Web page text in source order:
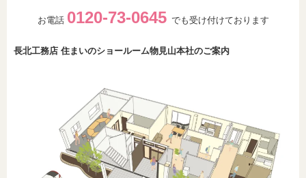
お電話 0120-73-0645 でも受け付けております
長北工務店 住まいのショールーム物見山本社のご案内